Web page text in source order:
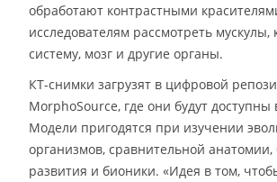
обработают контрастными
исследователям рассмотреть мускулы,
систему, мозг и другие органы.
КТ-снимки загрузят в цифровой
MorphoSource, где они будут
Модели пригодятся при изучении
организмов, сравнительной анатомии,
развития и бионики. «Идея в том,